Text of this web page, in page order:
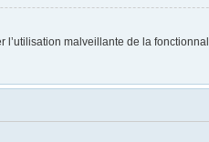
l’utilisation malveillante de la